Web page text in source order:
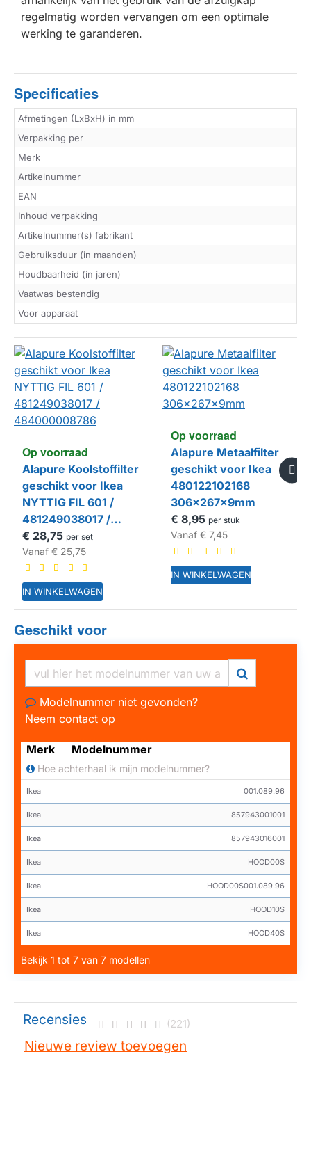
regelmatig worden vervangen om een optimale
werking te garanderen.
Specificaties
Afmetingen (LxBxH) in mm
Verpakking per
Merk
Artikelnummer
EAN
Inhoud verpakking
Artikelnummer(s) fabrikant
Gebruiksduur (in maanden)
Houdbaarheid (in jaren)
Vaatwas bestendig
Voor apparaat
HUISMERK
Op voorraad
Alapure Koolstoffilter
geschikt voor Ikea
NYTTIG FIL 601 /
481249038017 /
484000008786
€ 28,75 per set
Vanaf € 25,75
IN WINKELWAGEN
HUISMERK
Op voorraad
Alapure Metaalfilter
geschikt voor Ikea
480122102168
306x267x9mm
€ 8,95 per stuk
Vanaf€ 7,45
IN WINKELWAGEN
Geschikt voor
Modelnummer niet gevonden?
Neem contact op
Merk Modelnummer
Hoe achterhaal ik mijn modelnummer?
Ikea 001.089.96
Ikea 857943001001
Ikea 857943016001
Ikea HOOD00S
Ikea HOOD00S001.089.96
Ikea HOOD10S
Ikea HOOD40S
Bekijk 1 tot 7 van 7 modellen
Recensies (221)
Nieuwe review toevoegen